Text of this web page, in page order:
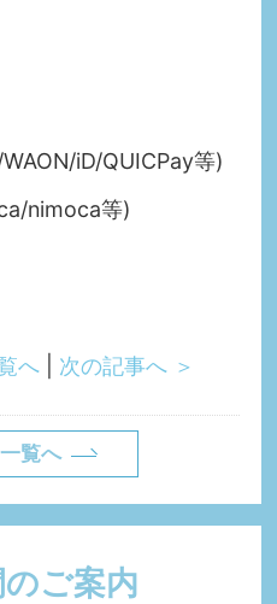
iD/QUICPay等)
nimoca等)
へ 次の記事へ ＞
覧へ
ご案内